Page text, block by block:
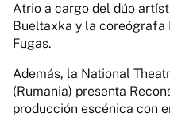
Atrio a cargo del dúo
Bueltaxka y la coreógrafa
Fugas.
Además, la National
(Rumania) presenta
producción escénica con